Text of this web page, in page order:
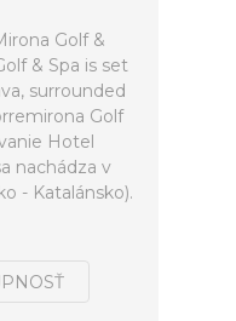
Golf &
& Spa is set
surrounded
Golf
Hotel
nachádza v
- Katalánsko).